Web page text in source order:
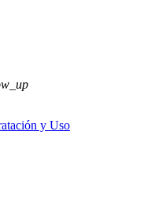
y Uso